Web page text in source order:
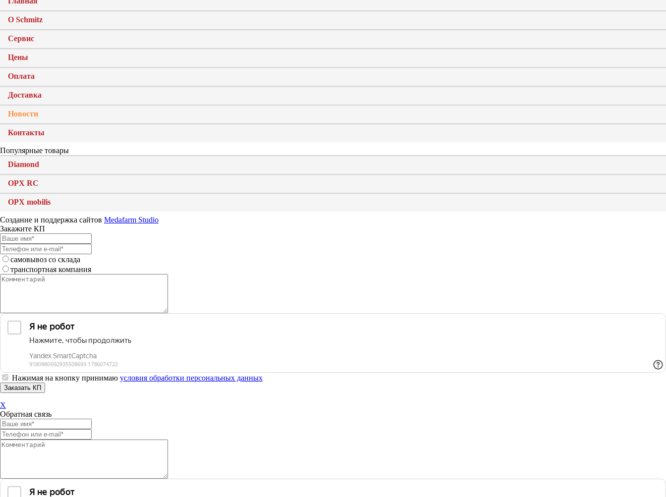
О Schmitz
Сервис
Цены
Оплата
Доставка
Новости
Контакты
Популярные товары
Diamond
OPX RC
OPX mobilis
Создание и поддержка сайтов Medafarm Studio
Закажите КП
самовывоз со склада
транспортная компания
Нажимая на кнопку принимаю условия обработки персональных данных
X
Обратная связь